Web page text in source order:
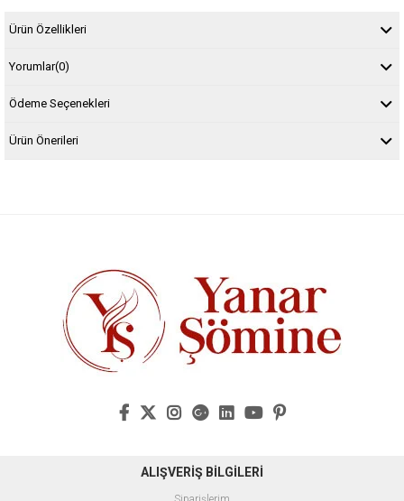
Ürün Özellikleri
Yorumlar(0)
Ödeme Seçenekleri
Ürün Önerileri
ALIŞVERİŞ BİLGİLERİ